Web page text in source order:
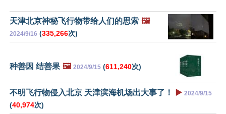
天津北京神秘飞行物带给人们的思索 🖼️
2024/9/16 (335,266次)
种善因 结善果 🖼️ 2024/9/15 (611,240次)
不明飞行物侵入北京 天津滨海机场出大事了！ ▶️ 2024/9/15
(40,974次)